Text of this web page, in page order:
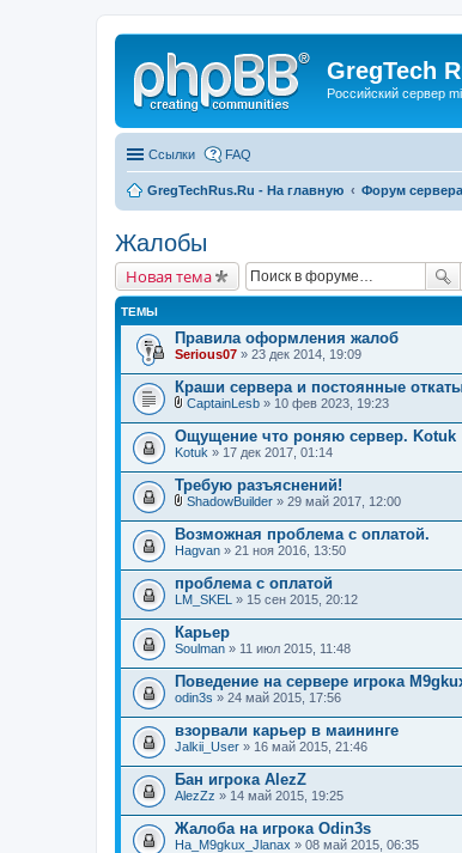
GregTech
Российский сервер
Ссылки FAQ
GregTechRus.Ru - На главную Форум
Жалобы
Новая тема
ТЕМЫ
Правила оформления жалоб
Serious07 » 23 дек 2014, 19:09
Краши сервера и постоянные
л
о
ж
е
н
и
CaptainLesb » 10 фев 2023, 19:23
Ощущение что роняю сервер. Kotuk
Kotuk » 17 дек 2017, 01:14
Требую разъяснений!
л
о
ж
е
н
и
ShadowBuilder » 29 май 2017, 12:00
Возможная проблема с оплатой.
Hagvan » 21 ноя 2016, 13:50
проблема с оплатой
LM_SKEL » 15 сен 2015, 20:12
Карьер
Soulman » 11 июл 2015, 11:48
Поведение на сервере игрока
odin3s » 24 май 2015, 17:56
взорвали карьер в маининге
Jalkii_User » 16 май 2015, 21:46
Бан игрока AlezZ
AlezZz » 14 май 2015, 19:25
Жалоба на игрока Odin3s
Ha_M9gkux_Jlanax » 08 май 2015, 06:35